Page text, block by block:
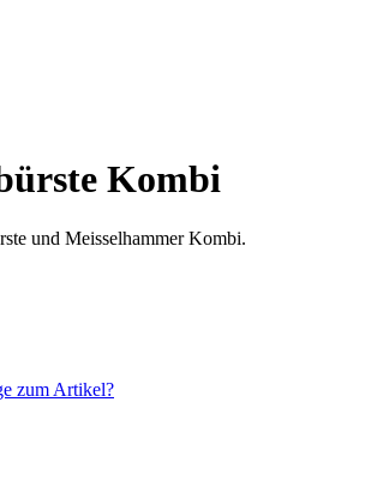
Kombi
und Meisselhammer Kombi.
zum Artikel?